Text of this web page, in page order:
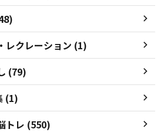
レクレーション (1)
(79)
(1)
トレ (550)